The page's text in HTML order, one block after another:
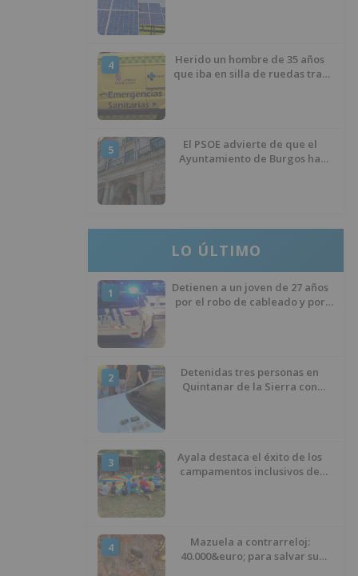
4
Herido un hombre de 35 años
que iba en silla de ruedas tras
5
El PSOE advierte de que el
Ayuntamiento de Burgos ha
LO ÚLTIMO
1
Detienen a un joven de 27 años
por el robo de cableado y por
2
Detenidas tres personas en
Quintanar de la Sierra con
3
Ayala destaca el éxito de los
campamentos inclusivos de
4
Mazuela a contrarreloj:
40.000&euro; para salvar su